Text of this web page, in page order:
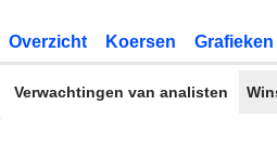
Overzicht Koersen Grafieken
Verwachtingen van analisten